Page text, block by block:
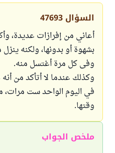
السؤال 47693
أعاني من إفرازات عديدة،
بشهوة أو بدونها، ولكنه
وفى كل مرة أغتسل منه.
وكذلك عندما لا أتأكد من
في اليوم الواحد ست
وقتها.
ملخص الجواب